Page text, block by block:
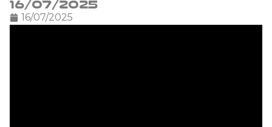
16/07/2025
16/07/2025